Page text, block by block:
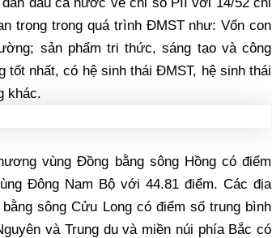
trọng trong quá trình ĐMST như: Vốn con
sản phẩm tri thức, sáng tạo và công
nhất, có hệ sinh thái ĐMST, hệ sinh thái
khác.
vùng Đồng bằng sông Hồng có điểm
Đông Nam Bộ với 44.81 điểm. Các địa
sông Cửu Long có điểm số trung bình
và Trung du và miền núi phía Bắc có